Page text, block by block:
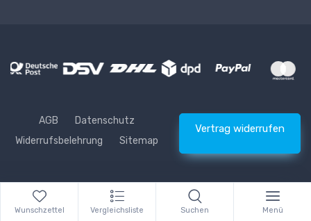
AGB
Datenschutz
Widerrufsbelehrung
Sitemap
Vertrag widerrufen
* Alle Preise inkl. gesetzlicher USt., zzgl. Versand © Waschhelden
Wunschzettel Vergleichsliste Suchen Menü